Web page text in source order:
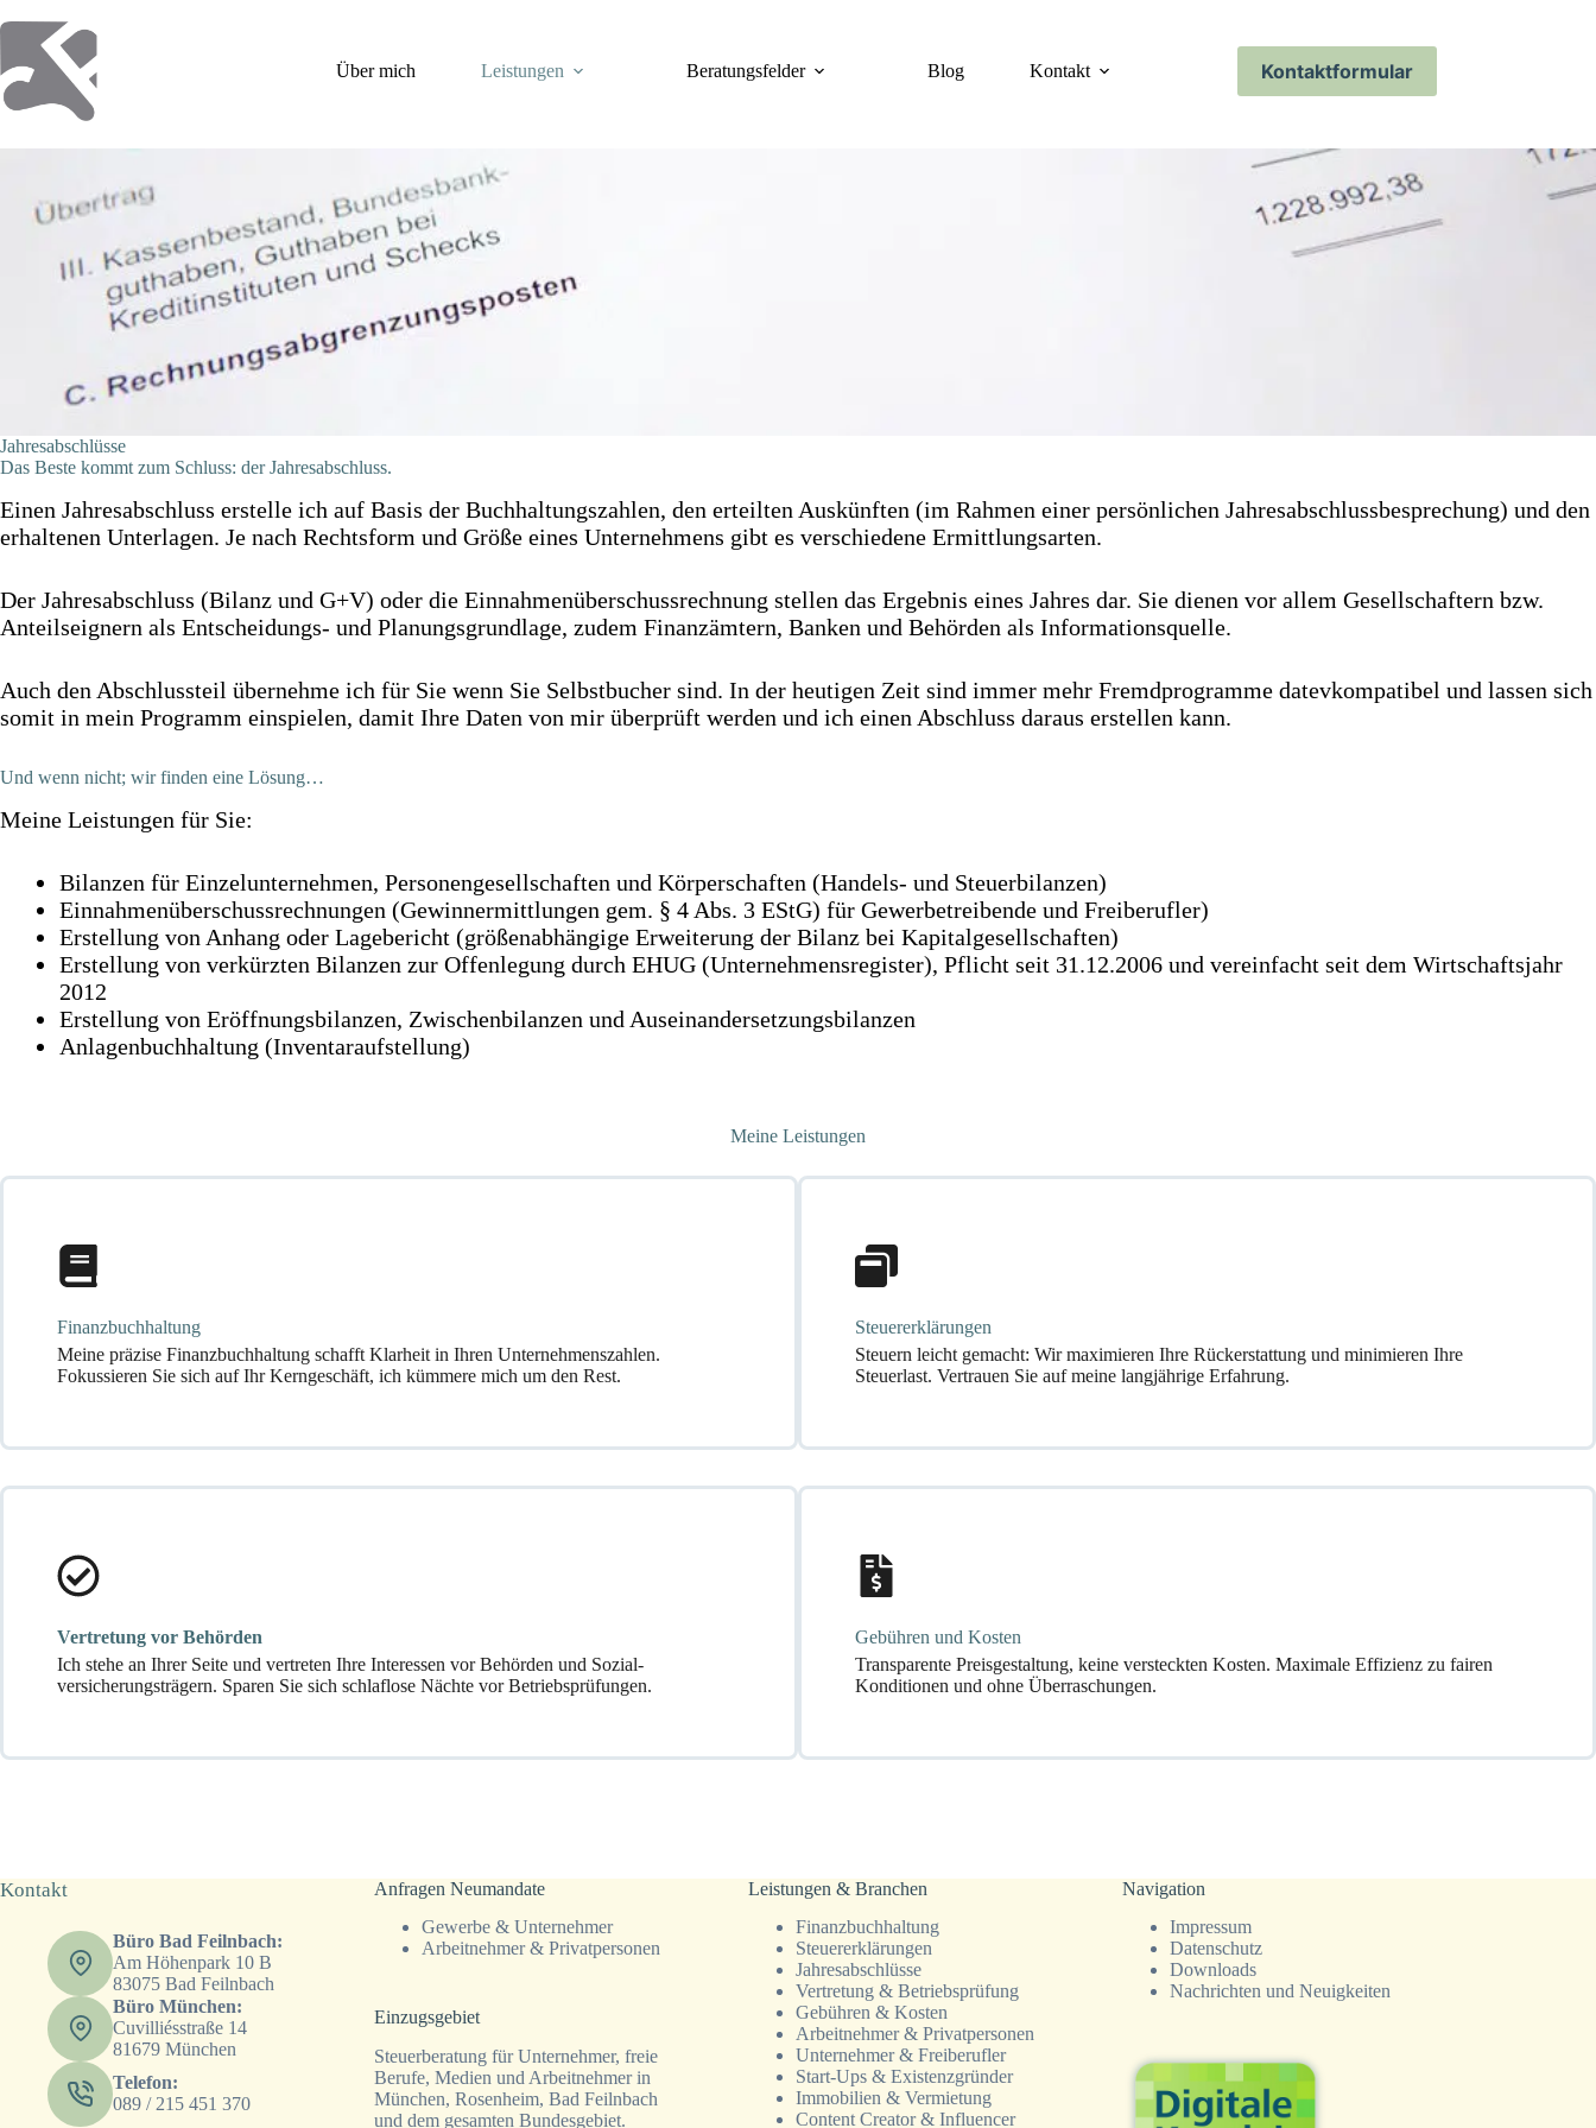
Inhalt
springen
Über mich
Leistungen Beratungsfelder Blog Kontakt Kontaktformular
Jahresab­schlüsse
Das Beste kommt zum Schluss: der Jahres­­­abschluss.
Einen Jahresabschluss erstelle ich auf Basis der Buchhaltungszahlen, den erteilten Auskünften (im Rahmen einer persönlichen Jahresabschlussbesprechung) und den
erhaltenen Unterlagen. Je nach Rechtsform und Größe eines Unternehmens gibt es verschiedene Ermittlungsarten.
Der Jahresabschluss (Bilanz und G+V) oder die Einnahmenüberschussrechnung stellen das Ergebnis eines Jahres dar. Sie dienen vor allem Gesellschaftern bzw.
Anteilseignern als Entscheidungs- und Planungsgrundlage, zudem Finanzämtern, Banken und Behörden als Informationsquelle.
Auch den Abschlussteil übernehme ich für Sie wenn Sie Selbstbucher sind. In der heutigen Zeit sind immer mehr Fremdprogramme datevkompatibel und lassen sich
somit in mein Programm einspielen, damit Ihre Daten von mir überprüft werden und ich einen Abschluss daraus erstellen kann.
Und wenn nicht; wir finden eine Lösung…
Meine Leistungen für Sie:
Bilanzen für Einzelunternehmen, Personengesellschaften und Körperschaften (Handels- und Steuerbilanzen)
Einnahmenüberschussrechnungen (Gewinnermittlungen gem. § 4 Abs. 3 EStG) für Gewerbetreibende und Freiberufler)
Erstellung von Anhang oder Lagebericht (größenabhängige Erweiterung der Bilanz bei Kapitalgesellschaften)
Erstellung von verkürzten Bilanzen zur Offenlegung durch EHUG (Unternehmensregister), Pflicht seit 31.12.2006 und vereinfacht seit dem Wirtschaftsjahr
2012
Erstellung von Eröffnungsbilanzen, Zwischenbilanzen und Auseinandersetzungsbilanzen
Anlagenbuchhaltung (Inventaraufstellung)
Meine Leistungen
Finanzbuchhaltung
Meine präzise Finanzbuchhaltung schafft Klarheit in Ihren Unternehmenszahlen.
Fokussieren Sie sich auf Ihr Kerngeschäft, ich kümmere mich um den Rest.
Steuer­erklärungen
Steuern leicht gemacht: Wir maximieren Ihre Rückerstattung und minimieren Ihre
Steuerlast. Vertrauen Sie auf meine langjährige Erfahrung.
Vertretung vor Behörden
Ich stehe an Ihrer Seite und vertreten Ihre Interessen vor Behörden und Sozial-
versicherungsträgern. Sparen Sie sich schlaflose Nächte vor Betriebsprüfungen.
Gebühren und Kosten
Transparente Preisgestaltung, keine versteckten Kosten. Maximale Effizienz zu fairen
Konditionen und ohne Überraschungen.
Kontakt
Büro Bad Feilnbach:
Am Höhenpark 10 B
83075 Bad Feilnbach
Büro München:
Cuvilliésstraße 14
81679 München
Telefon:
089 / 215 451 370
Anfragen Neumandate
Gewerbe & Unternehmer
Arbeitnehmer & Privatpersonen
Einzugsgebiet
Steuerberatung für Unternehmer, freie
Berufe, Medien und Arbeitnehmer in
München, Rosenheim, Bad Feilnbach
und dem gesamten Bundesgebiet.
Leistungen & Branchen
Finanz­­buchhaltung
Steuer­erklärungen
Jahresab­schlüsse
Vertretung & Betriebsprüfung
Gebühren & Kosten
Arbeitnehmer & Privatpersonen
Unternehmer & Freiberufler
Start-Ups & Existenzgründer
Immobilien & Vermietung
Content Creator & Influencer
Navigation
Impressum
Datenschutz
Downloads
Nachrichten und Neuigkeiten